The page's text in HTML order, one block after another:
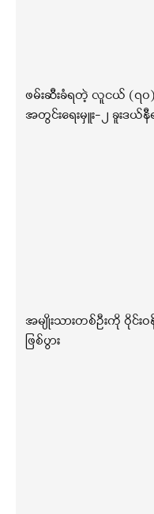
ဖမ်းဆီးခံရတဲ့ လူငယ် (၇၀)
အတွင်းရေးမှူး-၂ ခူးဒယ်
အမျိုးသားတစ်ဦးကို ဝိုင်းဝ
ဖြစ်ပွား